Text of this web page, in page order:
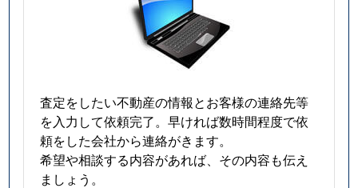
査定をしたい不動産の情報とお客様の連絡先等
を入力して依頼完了。早ければ数時間程度で依
頼をした会社から連絡がきます。
希望や相談する内容があれば、その内容も伝え
ましょう。